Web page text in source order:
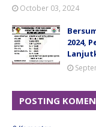
October 03, 2024
2024,
POSTING